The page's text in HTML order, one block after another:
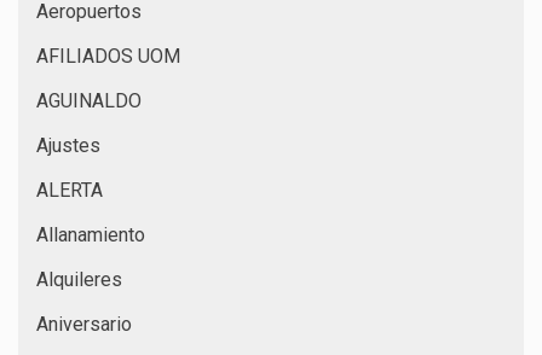
Aeropuertos
AFILIADOS UOM
AGUINALDO
Ajustes
ALERTA
Allanamiento
Alquileres
Aniversario